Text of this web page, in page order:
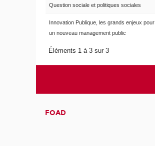
Question sociale et politiques sociales
Innovation Publique, les grands enjeux pour
un nouveau management public
Éléments 1 à 3 sur 3
FOAD